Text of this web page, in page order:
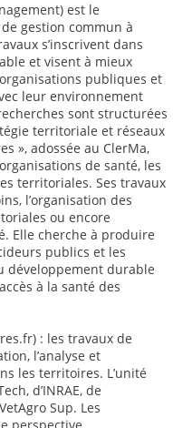
est le
gestion commun à
s’inscrivent dans
et visent à mieux
publiques et
leur environnement
sont structurées
territoriale et réseaux
», adossée au ClerMa,
de santé, les
territoriales. Ses travaux
l’organisation des
ou encore
Elle cherche à produire
publics et les
développement durable
à la santé des
: les travaux de
l’analyse et
les territoires. L’unité
d’INRAE, de
Sup. Les